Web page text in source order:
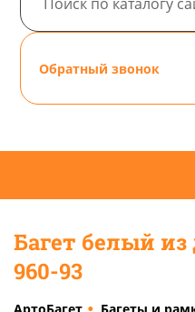
Обратный звонок
Багет белый
960-93